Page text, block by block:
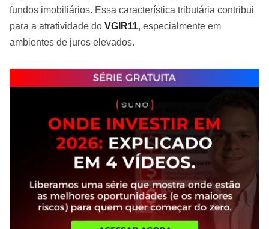
fundos imobiliários. Essa característica tributária contribui
para a atratividade do VGIR11, especialmente em
ambientes de juros elevados.